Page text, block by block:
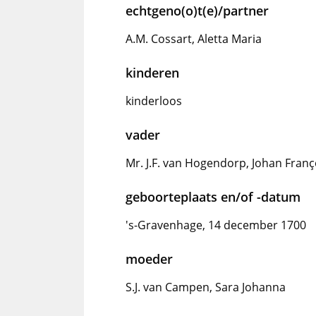
echtgeno(o)t(e)/partner
A.M. Cossart, Aletta Maria
kinderen
kinderloos
vader
Mr. J.F. van Hogendorp, Johan
geboorteplaats en/of -datum
's-Gravenhage, 14 december 1700
moeder
S.J. van Campen, Sara Johanna